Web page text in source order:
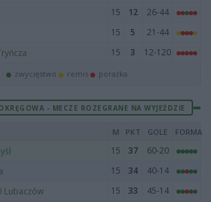
15 12
26-44
15 5
21-44
15 3 12-120
zwycięstwo remis porażka
- MECZE ROZEGRANE NA WYJEŹDZIE
M PKT GOLE FORMA
15 37
60-20
15 34
40-14
Lubaczów 15 33
45-14